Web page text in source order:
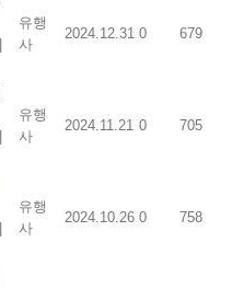
유행
사
2024.12.31 0 679
유행
사
2024.11.21 0 705
유행
사
2024.10.26 0 758